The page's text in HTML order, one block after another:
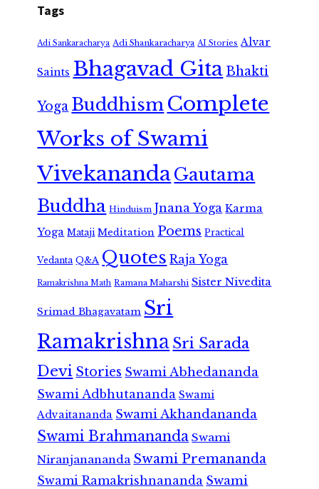
Tags
Adi Sankaracharya Adi Shankaracharya AI Stories Alvar
Saints Bhagavad GitaBhakti
Yoga Buddhism Complete
Works of Swami
VivekanandaGautama
Buddha Hinduism Jnana Yoga Karma
Yoga Mataji Meditation Poems Practical
Vedanta Q&A Quotes Raja Yoga
Ramakrishna Math Ramana Maharshi Sister Nivedita
Srimad Bhagavatam Sri
RamakrishnaSri Sarada
Devi Stories Swami Abhedananda
Swami Adbhutananda Swami
Advaitananda Swami Akhandananda
Swami Brahmananda Swami
Niranjanananda Swami Premananda
Swami Ramakrishnananda Swami